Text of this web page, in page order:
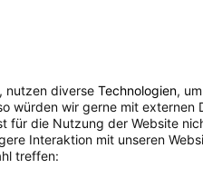
jetzt nicht. Trinken Sie
und schwere Speisen.
Verdauungsarbeit belasten
wie Melonen,
, nutzen diverse Technologien,
würden wir gerne mit externen
für die Nutzung der Website
Interaktion mit unseren
treffen: